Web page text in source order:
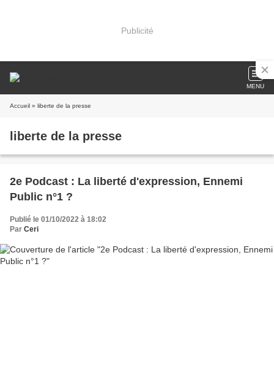
Publicité
MENU
Accueil » liberte de la presse
liberte de la presse
2e Podcast : La liberté d'expression, Ennemi
Public n°1 ?
Publié le 01/10/2022 à 18:02
Par Ceri